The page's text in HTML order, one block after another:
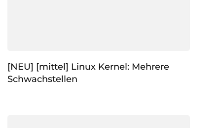
[NEU] [mittel] Linux Kernel: Mehrere
Schwachstellen